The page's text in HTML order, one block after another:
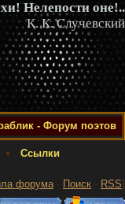
Нелепости оне!..
К. К. Случевский
- Форум поэтов
Ссылки
форума· Поиск · RSS]